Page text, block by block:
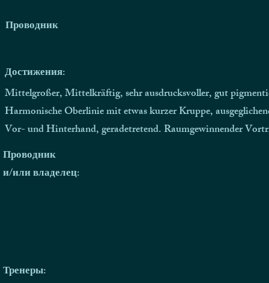
Проводник
Достижения:
Mittelgroßer, Mittelkräftig, sehr ausdrucksvoller, gut
Harmonische Oberlinie mit etwas kurzer Kruppe,
Vor- und Hinterhand, geradetretend. Raumgewinnender
Проводник
и/или владелец:
Тренеры: